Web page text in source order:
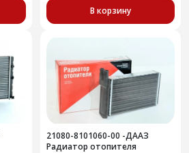
В корзину
21080-8101060-00 -ДААЗ
Радиатор отопителя